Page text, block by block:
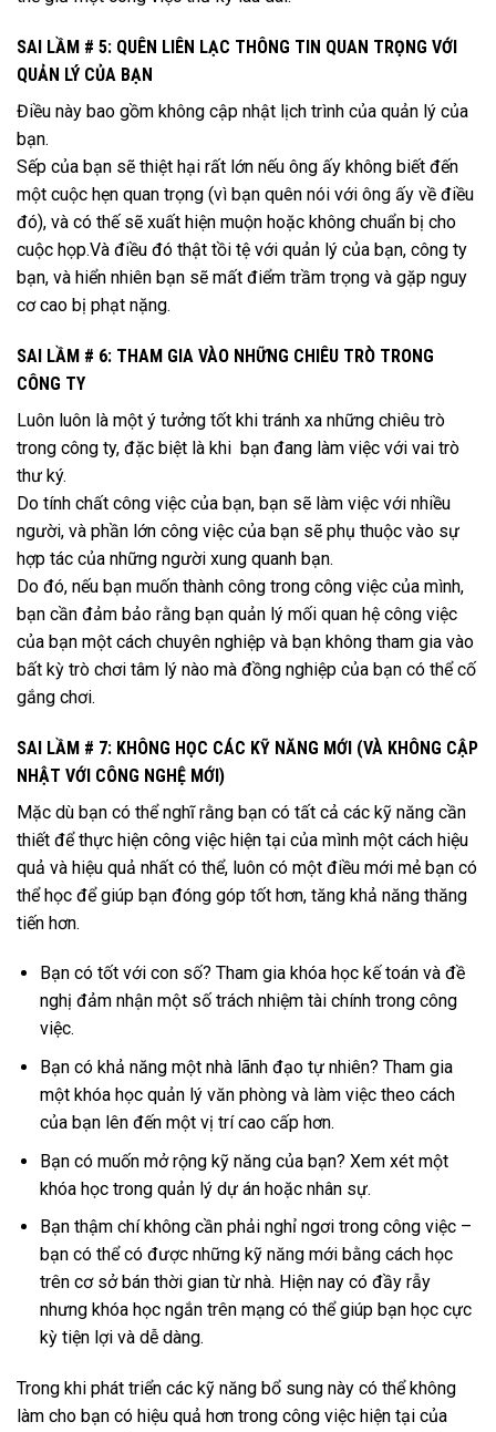
SAI LẦM # 5: QUÊN LIÊN LẠC THÔNG TIN QUAN TRỌNG VỚI
QUẢN LÝ CỦA BẠN
Điều này bao gồm không cập nhật lịch trình của quản lý của
bạn.
Sếp của bạn sẽ thiệt hại rất lớn nếu ông ấy không biết đến
một cuộc hẹn quan trọng (vì bạn quên nói với ông ấy về điều
đó), và có thế sẽ xuất hiện muộn hoặc không chuẩn bị cho
cuộc họp.Và điều đó thật tồi tệ với quản lý của bạn, công ty
bạn, và hiển nhiên bạn sẽ mất điểm trầm trọng và gặp nguy
cơ cao bị phạt nặng.
SAI LẦM # 6: THAM GIA VÀO NHỮNG CHIÊU TRÒ TRONG
CÔNG TY
Luôn luôn là một ý tưởng tốt khi tránh xa những chiêu trò
trong công ty, đặc biệt là khi bạn đang làm việc với vai trò
thư ký.
Do tính chất công việc của bạn, bạn sẽ làm việc với nhiều
người, và phần lớn công việc của bạn sẽ phụ thuộc vào sự
hợp tác của những người xung quanh bạn.
Do đó, nếu bạn muốn thành công trong công việc của mình,
bạn cần đảm bảo rằng bạn quản lý mối quan hệ công việc
của bạn một cách chuyên nghiệp và bạn không tham gia vào
bất kỳ trò chơi tâm lý nào mà đồng nghiệp của bạn có thể cố
gắng chơi.
SAI LẦM # 7: KHÔNG HỌC CÁC KỸ NĂNG MỚI (VÀ KHÔNG CẬP
NHẬT VỚI CÔNG NGHỆ MỚI)
Mặc dù bạn có thể nghĩ rằng bạn có tất cả các kỹ năng cần
thiết để thực hiện công việc hiện tại của mình một cách hiệu
quả và hiệu quả nhất có thể, luôn có một điều mới mẻ bạn có
thể học để giúp bạn đóng góp tốt hơn, tăng khả năng thăng
tiến hơn.
Bạn có tốt với con số? Tham gia khóa học kế toán và đề
nghị đảm nhận một số trách nhiệm tài chính trong công
việc.
Bạn có khả năng một nhà lãnh đạo tự nhiên? Tham gia
một khóa học quản lý văn phòng và làm việc theo cách
của bạn lên đến một vị trí cao cấp hơn.
Bạn có muốn mở rộng kỹ năng của bạn? Xem xét một
khóa học trong quản lý dự án hoặc nhân sự.
Bạn thậm chí không cần phải nghỉ ngơi trong công việc –
bạn có thể có được những kỹ năng mới bằng cách học
trên cơ sở bán thời gian từ nhà. Hiện nay có đầy rẫy
nhưng khóa học ngắn trên mạng có thể giúp bạn học cực
kỳ tiện lợi và dễ dàng.
Trong khi phát triển các kỹ năng bổ sung này có thể không
làm cho bạn có hiệu quả hơn trong công việc hiện tại của